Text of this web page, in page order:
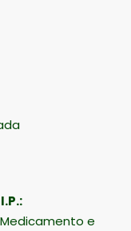
Medicamento e